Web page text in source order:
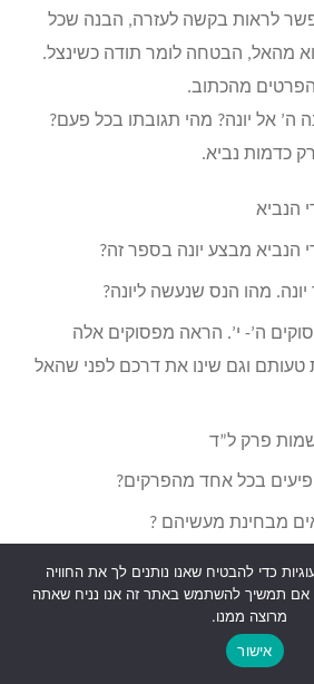
לראות בקשה לעזרה, הבנה שכל
מהאל, הבטחה לומר תודה כשינצל.
מהכתוב.
ה’ אל יונה? מהי תגובתו בכל פעם?
כדמות נביא.
הנביא
הנביא מבצע יונה בספר זה?
פסוקים ה’- י’. הראה מפסוקים אלה
טעותם וגם שינו את דרכם לפני שהאל
בכל אחד מהפרקים?
מבחינת מעשיהם ?
ושמות ל”ד פסוקים ו’-ז’ . לאיזה צורך
מקרה?
כדי להבטיח שאנו נותנים לך את החוויה
אם תמשיך להשתמש באתר זה אנו נניח שאתה
מרוצה ממנו.
אישור